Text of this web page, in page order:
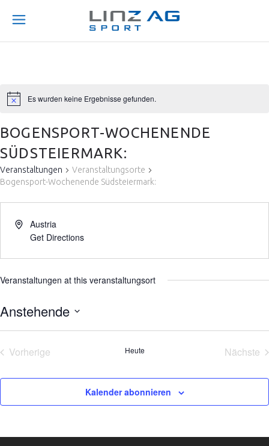
Es wurden keine Ergebnisse gefunden.
BOGENSPORT-WOCHENENDE
SÜDSTEIERMARK:
Veranstaltungen
Veranstaltungsorte
Bogensport-Wochenende Südsteiermark:
Austria
Get Directions
Veranstaltungen at this veranstaltungsort
Anstehende
Datum
Vorherige
Heute
Nächste
Kalender abonnieren